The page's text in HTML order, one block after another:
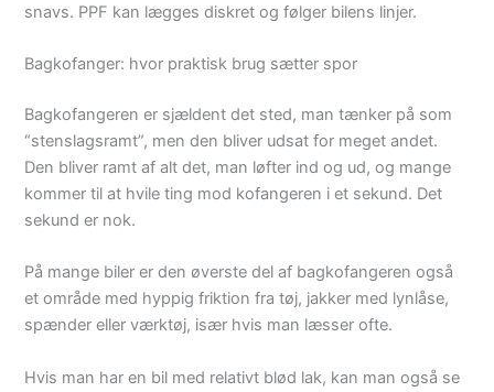
snavs. PPF kan lægges diskret og følger bilens linjer.
Bagkofanger: hvor praktisk brug sætter spor
Bagkofangeren er sjældent det sted, man tænker på som
“stenslagsramt”, men den bliver udsat for meget andet.
Den bliver ramt af alt det, man løfter ind og ud, og mange
kommer til at hvile ting mod kofangeren i et sekund. Det
sekund er nok.
På mange biler er den øverste del af bagkofangeren også
et område med hyppig friktion fra tøj, jakker med lynlåse,
spænder eller værktøj, især hvis man læsser ofte.
Hvis man har en bil med relativt blød lak, kan man også se